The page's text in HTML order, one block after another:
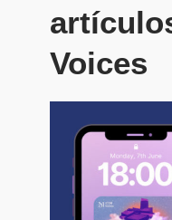
Voices